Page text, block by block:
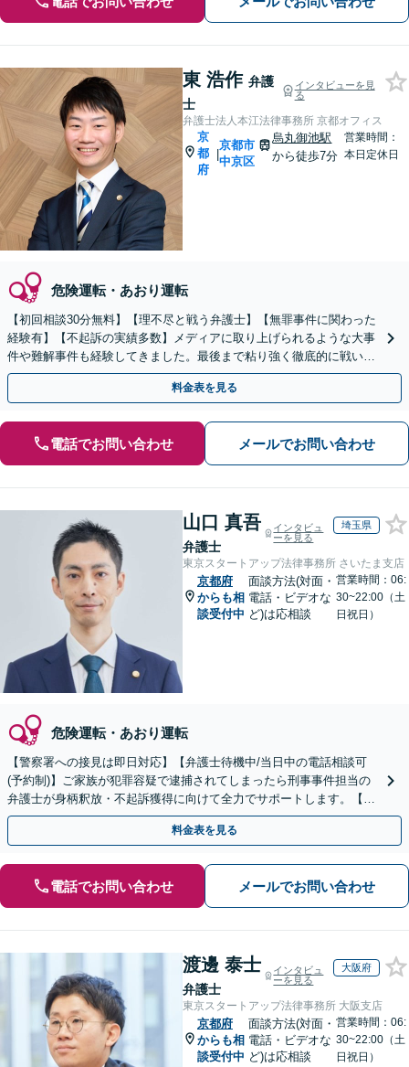
東 浩作 弁護
士
インタビューを見
る
弁護士法人本江法律事務所 京都オフィス
京
都
府
|
京都市
中京区
烏丸御池駅
から徒歩7分
営業時間：
本日定休日
危険運転・あおり運転
【初回相談30分無料】【理不尽と戦う弁護士】【無罪事件に関わった
経験有】【不起訴の実績多数】メディアに取り上げられるような大事
件や難解事件も経験してきました。最後まで粘り強く徹底的に戦いま
すので、ご相談ください【電話・メール・WEB相談可】
料金表を見る
電話でお問い合わせ メールでお問い合わせ
山口 真吾
弁護士
インタビュ
ーを見る
埼玉県
東京スタートアップ法律事務所 さいたま支店
京都府
からも相
談受付中
面談方法(対面・
電話・ビデオな
ど)は応相談
営業時間：06:
30~22:00（土
日祝日）
危険運転・あおり運転
【警察署への接見は即日対応】【弁護士待機中/当日中の電話相談可
(予約制)】ご家族が犯罪容疑で逮捕されてしまったら刑事事件担当の
弁護士が身柄釈放・不起訴獲得に向けて全力でサポートします。【毎
月100名以上の相談実績】【全国対応】
料金表を見る
電話でお問い合わせ メールでお問い合わせ
渡邊 泰士
弁護士
インタビュ
ーを見る
大阪府
東京スタートアップ法律事務所 大阪支店
京都府
からも相
談受付中
面談方法(対面・
電話・ビデオな
ど)は応相談
営業時間：06:
30~22:00（土
日祝日）